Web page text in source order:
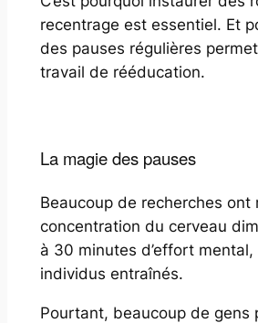
recentrage est essentiel. Et
des pauses régulières
travail de rééducation.
La magie des pauses
Beaucoup de recherches ont
concentration du cerveau
à 30 minutes d’effort
individus entraînés.
Pourtant, beaucoup de gens